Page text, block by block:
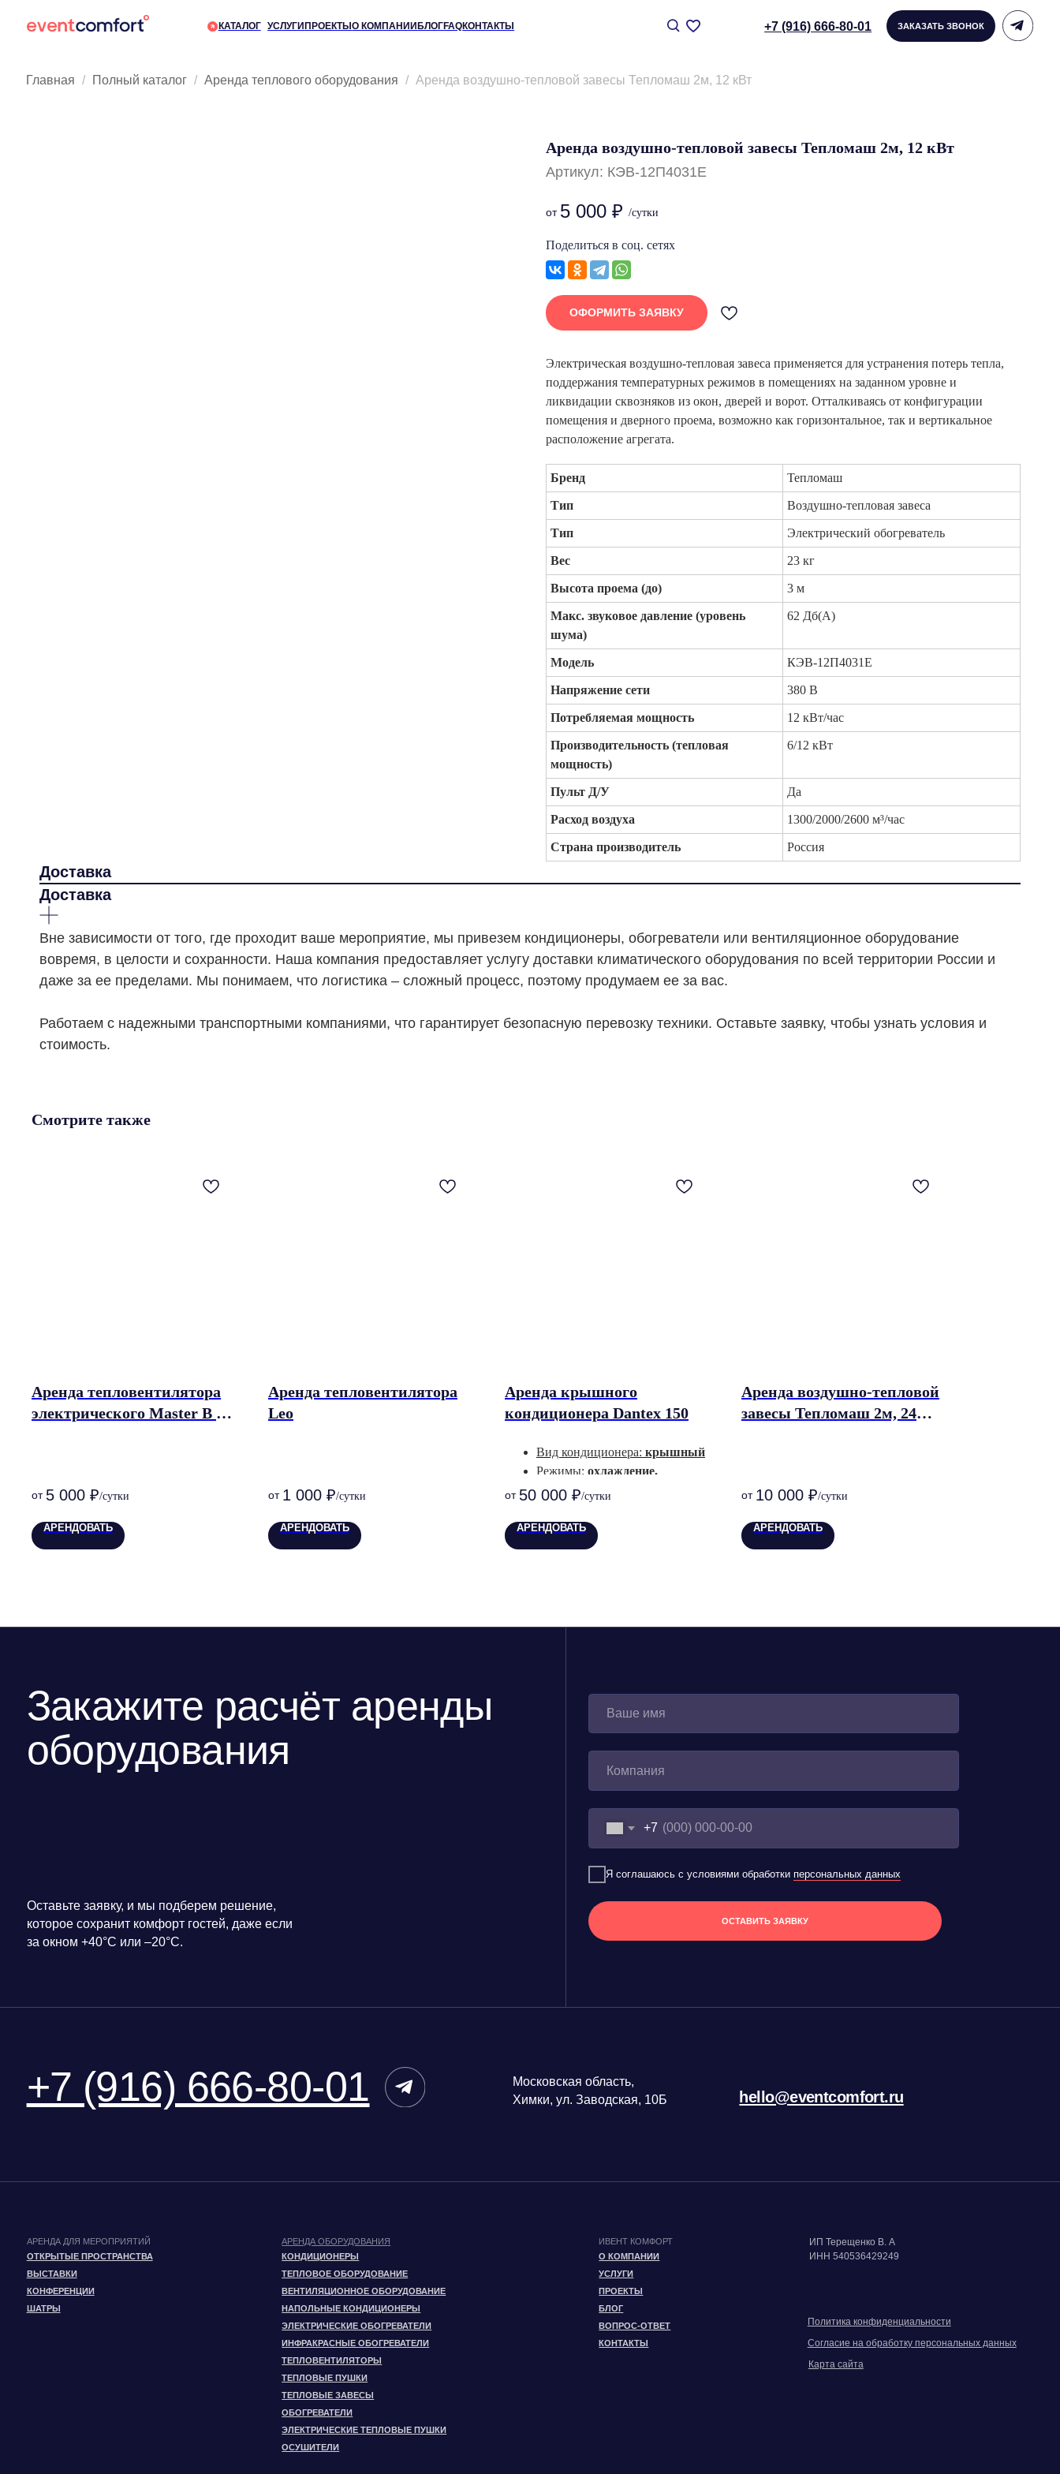
КАТАЛОГ УСЛУГИПРОЕКТЫО КОМПАНИИБЛОГFAQКОНТАКТЫ ЗАКАЗАТЬ ЗВОНОК
+7 (916) 666-80-01
Главная Полный каталог Аренда теплового оборудования Аренда воздушно-тепловой завесы Тепломаш 2м, 12 кВт
Аренда воздушно-тепловой завесы Тепломаш 2м, 12 кВт
Артикул: КЭВ-12П4031Е
5 000 ₽
Поделиться в соц. сетях
ОФОРМИТЬ ЗАЯВКУ
Электрическая воздушно-тепловая завеса применяется для устранения потерь тепла,
поддержания температурных режимов в помещениях на заданном уровне и
ликвидации сквозняков из окон, дверей и ворот. Отталкиваясь от конфигурации
помещения и дверного проема, возможно как горизонтальное, так и вертикальное
расположение агрегата.
Бренд Тепломаш
Тип Воздушно-тепловая завеса
Тип Электрический обогреватель
Вес 23 кг
Высота проема (до) 3 м
Макс. звуковое давление (уровень
шума)
62 Дб(А)
Модель КЭВ-12П4031Е
Напряжение сети 380 В
Потребляемая мощность 12 кВт/час
Производительность (тепловая
мощность)
6/12 кВт
Пульт Д/У Да
Расход воздуха 1300/2000/2600 м³/час
Страна производитель Россия
Доставка
Доставка
Вне зависимости от того, где проходит ваше мероприятие, мы привезем кондиционеры, обогреватели или вентиляционное оборудование
вовремя, в целости и сохранности. Наша компания предоставляет услугу доставки климатического оборудования по всей территории России и
даже за ее пределами. Мы понимаем, что логистика – сложный процесс, поэтому продумаем ее за вас.
Работаем с надежными транспортными компаниями, что гарантирует безопасную перевозку техники. Оставьте заявку, чтобы узнать условия и
стоимость.
Смотрите также
Аренда тепловентилятора
электрического Master B 22
5 000 ₽
АРЕНДОВАТЬ
Аренда тепловентилятора
Leo
1 000 ₽
АРЕНДОВАТЬ
Аренда крышного
кондиционера Dantex 150
Вид кондиционера: крышный
Режимы: охлаждение,
вентиляция
Рекомендуемая площадь (до):
500 м²
50 000 ₽
АРЕНДОВАТЬ
Аренда воздушно-тепловой
завесы Тепломаш 2м, 24
10 000 ₽
АРЕНДОВАТЬ
Закажите расчёт аренды
оборудования
Оставьте заявку, и мы подберем решение,
которое сохранит комфорт гостей, даже если
за окном +40°C или –20°C.
ОСТАВИТЬ ЗАЯВКУ
hello@eventcomfort.ru
ВОПРОС-ОТВЕТ
ЭЛЕКТРИЧЕСКИЕ ОБОГРЕВАТЕЛИ
ИНФРАКРАСНЫЕ ОБОГРЕВАТЕЛИ
ТЕПЛОВЕНТИЛЯТОРЫ
ОСУШИТЕЛИ
Согласие на обработку персональных данных